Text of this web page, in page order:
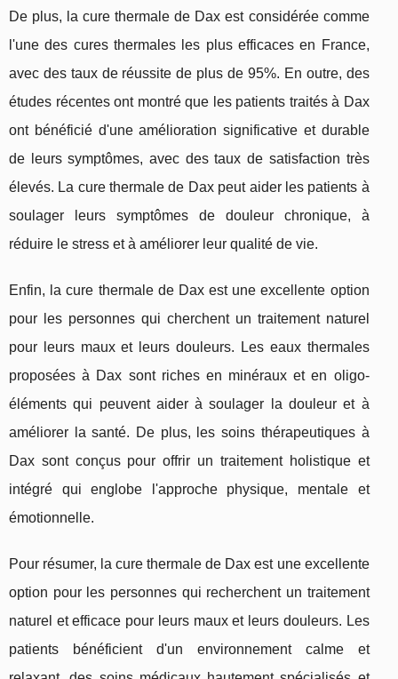
De plus, la cure thermale de Dax est considérée comme
l'une des cures thermales les plus efficaces en France,
avec des taux de réussite de plus de 95%. En outre, des
études récentes ont montré que les patients traités à Dax
ont bénéficié d'une amélioration significative et durable
de leurs symptômes, avec des taux de satisfaction très
élevés. La cure thermale de Dax peut aider les patients à
soulager leurs symptômes de douleur chronique, à
réduire le stress et à améliorer leur qualité de vie.
Enfin, la cure thermale de Dax est une excellente option
pour les personnes qui cherchent un traitement naturel
pour leurs maux et leurs douleurs. Les eaux thermales
proposées à Dax sont riches en minéraux et en oligo-
éléments qui peuvent aider à soulager la douleur et à
améliorer la santé. De plus, les soins thérapeutiques à
Dax sont conçus pour offrir un traitement holistique et
intégré qui englobe l'approche physique, mentale et
émotionnelle.
Pour résumer, la cure thermale de Dax est une excellente
option pour les personnes qui recherchent un traitement
naturel et efficace pour leurs maux et leurs douleurs. Les
patients bénéficient d'un environnement calme et